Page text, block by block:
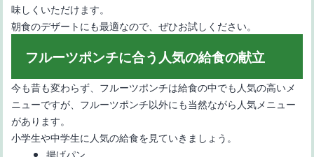
味しくいただけます。
朝食のデザートにも最適なので、ぜひお試しください。
フルーツポンチに合う人気の給食の献立
今も昔も変わらず、フルーツポンチは給食の中でも人気の高いメ
ニューですが、フルーツポンチ以外にも当然ながら人気メニュー
があります。
小学生や中学生に人気の給食を見ていきましょう。
揚げパン